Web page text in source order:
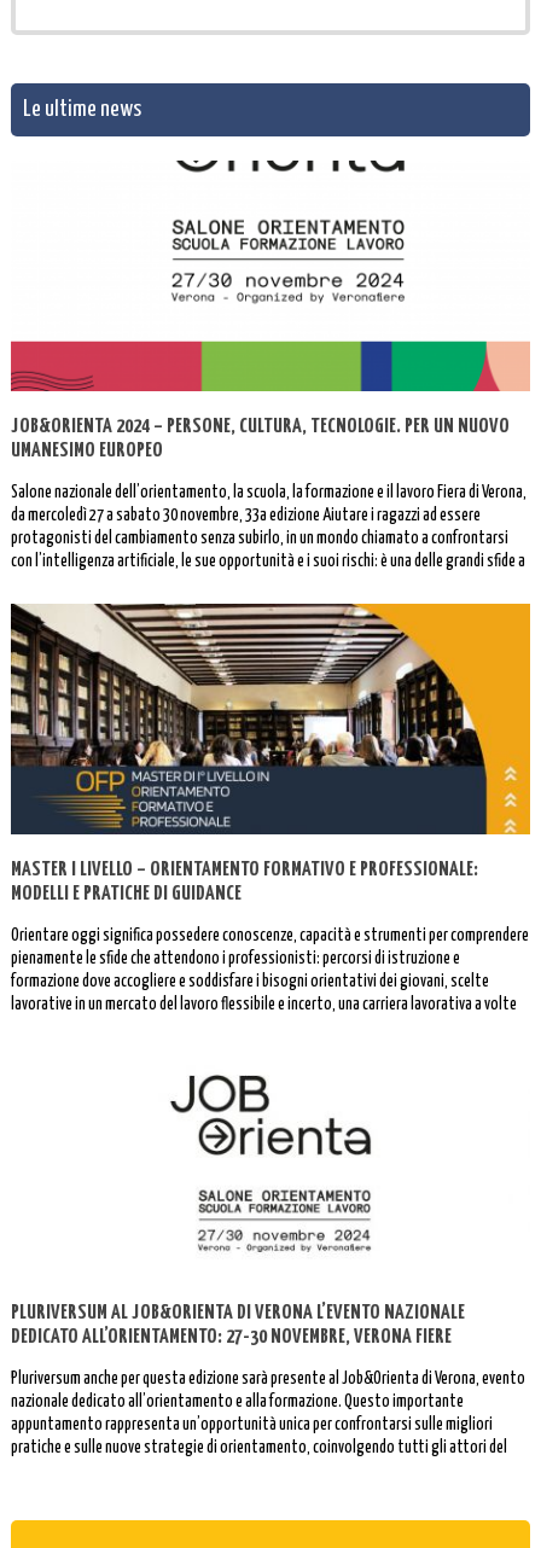
Le ultime news
JOB&ORIENTA 2024 – PERSONE, CULTURA, TECNOLOGIE. PER UN NUOVO
UMANESIMO EUROPEO
Salone nazionale dell’orientamento, la scuola, la formazione e il lavoro Fiera di Verona,
da mercoledì 27 a sabato 30 novembre, 33a edizione Aiutare i ragazzi ad essere
protagonisti del cambiamento senza subirlo, in un mondo chiamato a confrontarsi
con l’intelligenza artificiale, le sue opportunità e i suoi rischi: è una delle grandi sfide a
MASTER I LIVELLO – ORIENTAMENTO FORMATIVO E PROFESSIONALE:
MODELLI E PRATICHE DI GUIDANCE
Orientare oggi significa possedere conoscenze, capacità e strumenti per comprendere
pienamente le sfide che attendono i professionisti: percorsi di istruzione e
formazione dove accogliere e soddisfare i bisogni orientativi dei giovani, scelte
lavorative in un mercato del lavoro flessibile e incerto, una carriera lavorativa a volte
PLURIVERSUM AL JOB&ORIENTA DI VERONA L’EVENTO NAZIONALE
DEDICATO ALL’ORIENTAMENTO: 27-30 NOVEMBRE, VERONA FIERE
Pluriversum anche per questa edizione sarà presente al Job&Orienta di Verona, evento
nazionale dedicato all’orientamento e alla formazione. Questo importante
appuntamento rappresenta un’opportunità unica per confrontarsi sulle migliori
pratiche e sulle nuove strategie di orientamento, coinvolgendo tutti gli attori del